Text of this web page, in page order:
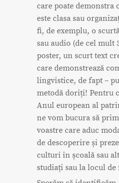
care poate demonstra
este clasa sau
fi, de exemplu, o
sau audio (de cel mult
poster, un scurt text
care demonstrează
lingvistice, de fapt –
metodă doriți! Pentru
Anul european al
ne vom bucura să
voastre care aduc
de descoperire și
culturi în școală sau
studiați sau la locul de